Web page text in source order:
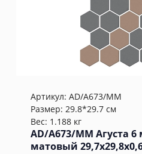
Артикул: AD/A673/MM
Размер: 29.8*29.7 см
Вес: 1.188 кг
AD/A673/MM Агуста
матовый